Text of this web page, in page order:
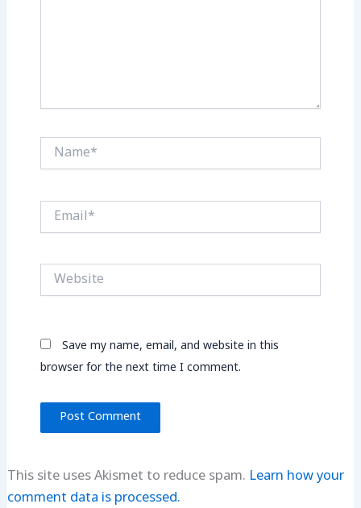
Name*
Email*
Website
Save my name, email, and website in this
browser for the next time I comment.
This site uses Akismet to reduce spam. Learn how your
comment data is processed.